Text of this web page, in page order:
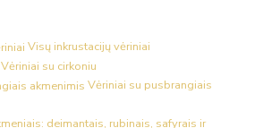
Visų inkrustacijų vėriniai
Vėriniai su cirkoniu
Vėriniai su pusbrangiais